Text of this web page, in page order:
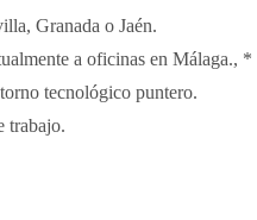
Granada o Jaén.
a oficinas en Málaga.,
tecnológico puntero.
trabajo.